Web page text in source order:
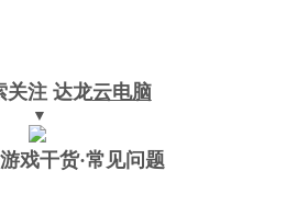
关注 达龙云电脑
▼
游戏干货·常见问题